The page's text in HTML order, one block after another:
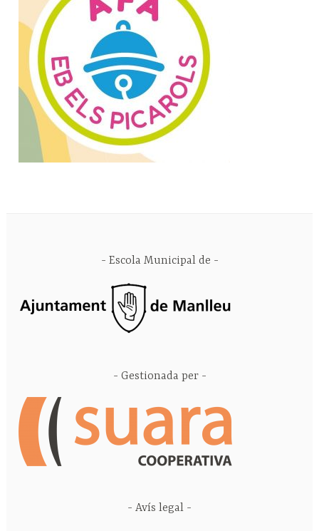
Escola Municipal de
Gestionada per
Avís legal